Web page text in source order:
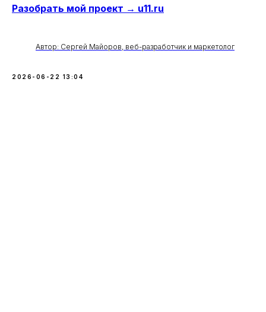
Разобрать мой проект → u11.ru
Автор: Сергей Майоров, веб-разработчик и маркетолог
2026-06-22 13:04